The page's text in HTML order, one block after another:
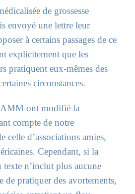
de grossesse
envoyé une lettre leur
à certains passages de ce
explicitement que les
pratiquent eux-mêmes des
circonstances.
ont modifié la
compte de notre
celle d’associations amies,
Cependant, si la
texte n’inclut plus aucune
pratiquer des avortements,